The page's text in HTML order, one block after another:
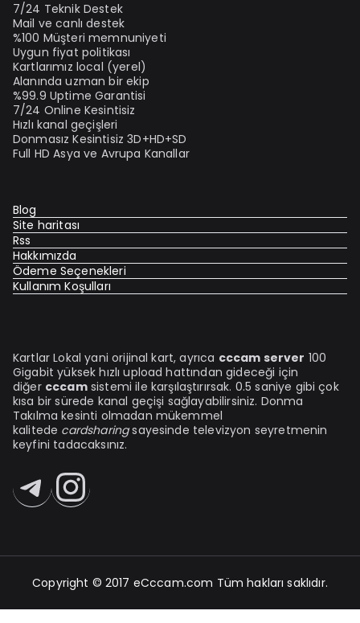
7/24 Teknik Destek
Mail ve canlı destek
%100 Müşteri memnuniyeti
Uygun fiyat politikası
Kartlarımız local (yerel)
Alanında uzman bir ekip
%99.9 Uptime Garantisi
7/24 Online Kesintisiz
Hızlı kanal geçişleri
Donmasız Kesintisiz 3D+HD+SD
Full HD Asya ve Avrupa Kanallar
Blog
Site haritası
Rss
Hakkımızda
Ödeme Seçenekleri
Kullanım Koşulları
Kartlar Lokal yani orijinal kart, ayrıca cccam server 100
Gigabit yüksek hızlı upload hattından gideceği için
diğer cccamsistemi ile karşılaştırırsak. 0.5 saniye gibi çok
kısa bir sürede kanal geçişi sağlayabilirsiniz. Donma
Takılma kesinti olmadan mükemmel
kalitede cardsharingsayesinde televizyon seyretmenin
keyfini tadacaksınız.
Telegram
Instagram
Copyright © 2017 eCccam.com Tüm hakları saklıdır.